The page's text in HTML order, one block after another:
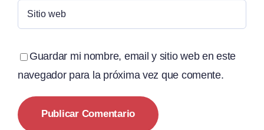
Guardar mi nombre, email y sitio web en este
navegador para la próxima vez que comente.